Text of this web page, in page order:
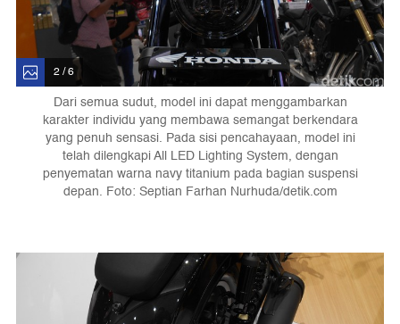
2 / 6
Dari semua sudut, model ini dapat menggambarkan
karakter individu yang membawa semangat berkendara
yang penuh sensasi. Pada sisi pencahayaan, model ini
telah dilengkapi All LED Lighting System, dengan
penyematan warna navy titanium pada bagian suspensi
depan. Foto: Septian Farhan Nurhuda/detik.com